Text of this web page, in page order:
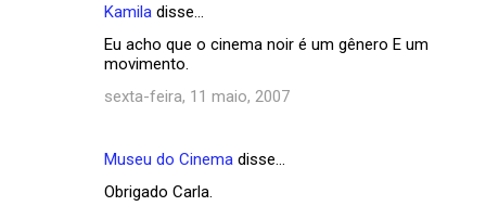
Kamila disse…
Eu acho que o cinema noir é um gênero E um
movimento.
sexta-feira, 11 maio, 2007
Museu do Cinema disse…
Obrigado Carla.